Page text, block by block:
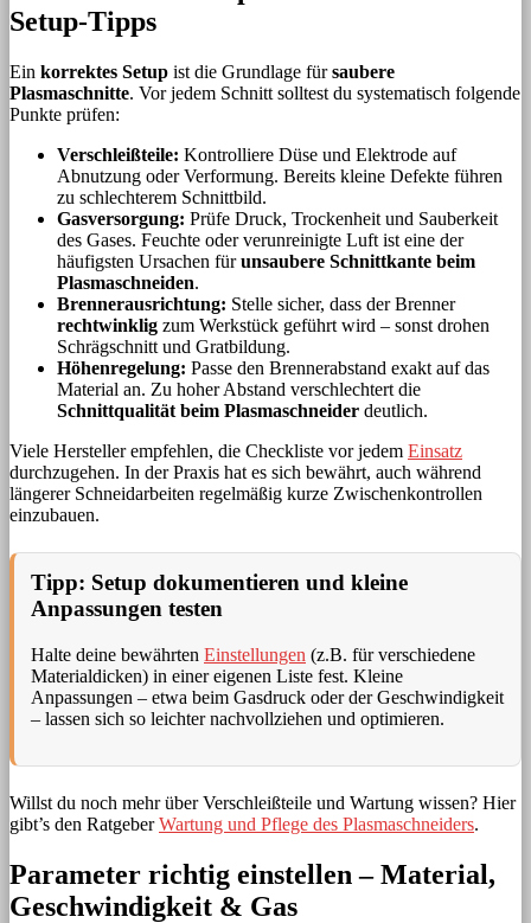
Setup-Tipps
Ein korrektes Setup ist die Grundlage fürsaubere
Plasmaschnitte. Vor jedem Schnitt solltest du systematisch folgende
Punkte prüfen:
Verschleißteile: Kontrolliere Düse und Elektrode auf
Abnutzung oder Verformung. Bereits kleine Defekte führen
zu schlechterem Schnittbild.
Gasversorgung: Prüfe Druck, Trockenheit und Sauberkeit
des Gases. Feuchte oder verunreinigte Luft ist eine der
häufigsten Ursachen fürunsaubere Schnittkante beim
Plasmaschneiden.
Brennerausrichtung: Stelle sicher, dass der Brenner
rechtwinklig zum Werkstück geführt wird – sonst drohen
Schrägschnitt und Gratbildung.
Höhenregelung: Passe den Brennerabstand exakt auf das
Material an. Zu hoher Abstand verschlechtert die
Schnittqualität beim Plasmaschneider deutlich.
Viele Hersteller empfehlen, die Checkliste vor jedem Einsatz
durchzugehen. In der Praxis hat es sich bewährt, auch während
längerer Schneidarbeiten regelmäßig kurze Zwischenkontrollen
einzubauen.
Tipp: Setup dokumentieren und kleine
Anpassungen testen
Halte deine bewährten Einstellungen (z.B. für verschiedene
Materialdicken) in einer eigenen Liste fest. Kleine
Anpassungen – etwa beim Gasdruck oder der Geschwindigkeit
– lassen sich so leichter nachvollziehen und optimieren.
Willst du noch mehr über Verschleißteile und Wartung wissen? Hier
gibt’s den RatgeberWartung und Pflege des Plasmaschneiders.
Parameter richtig einstellen – Material,
Geschwindigkeit & Gas